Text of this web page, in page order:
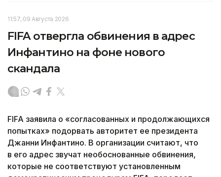
11:57, 09 Августа 2026
FIFA отвергла обвинения в адрес
Инфантино на фоне нового
скандала
FIFA заявила о «согласованных и продолжающихся
попытках» подорвать авторитет ее президента
Джанни Инфантино. В организации считают, что
в его адрес звучат необоснованные обвинения,
которые не соответствуют установленным